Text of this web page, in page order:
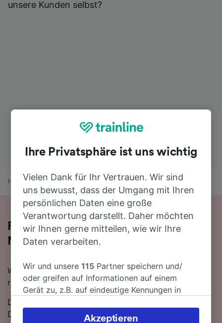
unsere Kunden selbst?
Home Bahnfahrplan Siegen nach Düsseldorf
Fahren Sie mit dem Zug in 1 Stunde 57
Minuten von Siegen nach Düsseldorf
Wenn Sie mit dem Zug von Siegen nach Düsseldorf
reisen möchten, sind Sie hier genau richtig.
Die schnellste Reisezeit für die Fahrt von Siegen nach
Düsseldorf mit dem Zug beträgt 1 Stunde 57 Minuten.
Ihre Privatsphäre ist uns wichtig
Vielen Dank für Ihr Vertrauen. Wir sind
uns bewusst, dass der Umgang mit Ihren
persönlichen Daten eine große
Verantwortung darstellt. Daher möchten
wir Ihnen gerne mitteilen, wie wir Ihre
Daten verarbeiten.
Wir und unsere115 Partner speichern und/
oder greifen auf Informationen auf einem
Gerät zu, z.B. auf eindeutige Kennungen in
verarbeiten. Sie können Ihre Präferenzen
Akzeptieren